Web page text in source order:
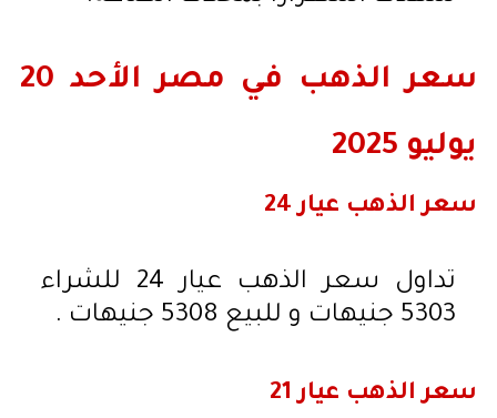
سعر الذهب في مصر الأحد 20
يوليو 2025
سعر الذهب عيار 24
تداول سعر الذهب عيار 24 للشراء
5303 جنيهات و للبيع 5308 جنيهات .
سعر الذهب عيار 21